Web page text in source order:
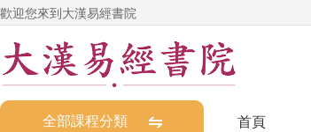
歡迎您來到大漢易經書院
全部課程分類 首頁